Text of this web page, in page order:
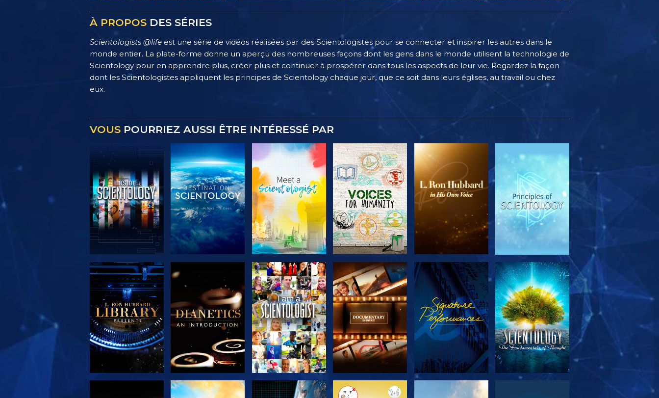
À PROPOS DES SÉRIES
Scientologists @life est une série de vidéos réalisées par des Scientologistes pour se connecter et inspirer les autres dans le
monde entier. La plate-forme donne un aperçu des nombreuses façons dont les gens dans le monde utilisent la technologie de
Scientology pour en apprendre plus, créer plus et continuer à prospérer dans tous les aspects de leur vie. Regardez la façon
dont les Scientologistes appliquent les principes de Scientology chaque jour, que ce soit dans leurs églises, au travail ou chez
eux.
VOUS POURRIEZ AUSSI ÊTRE INTÉRESSÉ PAR
DÉCOUVRIR LES
SÉRIES
DÉCOUVRIR LES
SÉRIES
DÉCOUVRIR LES
SÉRIES
DÉCOUVRIR LES
SÉRIES
DÉCOUVRIR LES
SÉRIES
REGARDER